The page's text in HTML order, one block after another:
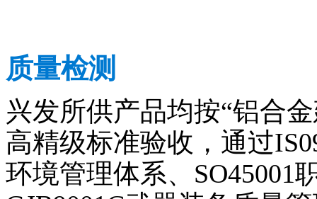
质量检测
兴发所供产品均按“铝合
高精级标准验收，通过
环境管理体系、SO45001